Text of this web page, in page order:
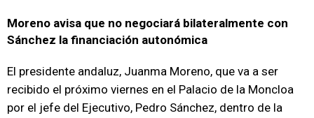
Moreno avisa que no negociará bilateralmente con
Sánchez la financiación autonómica
El presidente andaluz, Juanma Moreno, que va a ser
recibido el próximo viernes en el Palacio de la Moncloa
por el jefe del Ejecutivo, Pedro Sánchez, dentro de la